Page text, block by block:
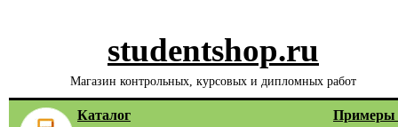
studentshop.ru
Магазин контрольных, курсовых и дипломных работ
Каталог
Примеры